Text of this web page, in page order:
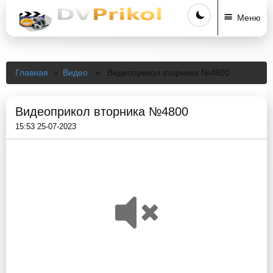
Меню
Главная » Видео » Видеоприкол вторника №4800
Видеоприкол вторника №4800
15:53 25-07-2023